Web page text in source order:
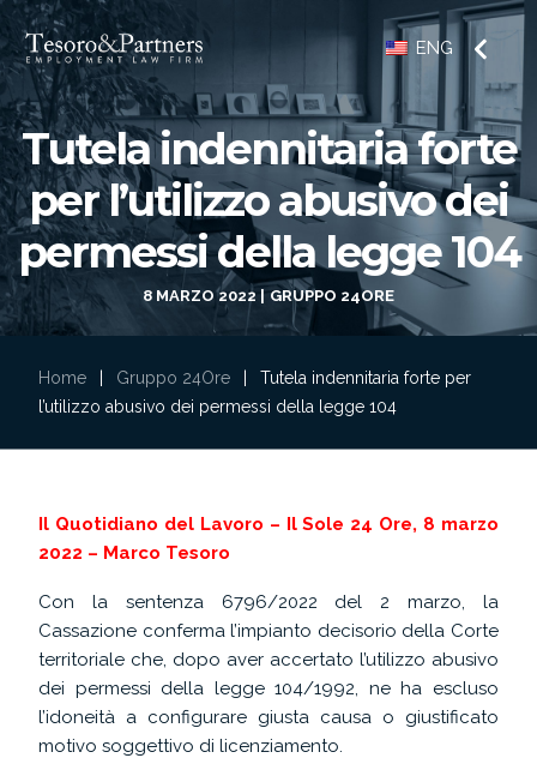
ENG
Tutela indennitaria forte
per l’utilizzo abusivo dei
permessi della legge 104
8 MARZO 2022 GRUPPO 24ORE
Home Gruppo 24Ore
Tutela indennitaria forte per
l’utilizzo abusivo dei permessi della legge 104
Il Quotidiano del Lavoro – Il Sole 24 Ore, 8 marzo
2022 – Marco Tesoro
Con la sentenza 6796/2022 del 2 marzo,
la
Cassazione conferma l’impianto decisorio della Corte
territoriale che, dopo aver accertato l’utilizzo abusivo
dei permessi della legge 104/1992, ne ha escluso
l’idoneità a configurare giusta causa o giustificato
motivo soggettivo di licenziamento.